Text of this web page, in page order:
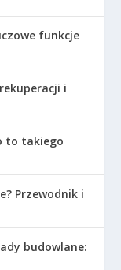
funkcje
i
to takiego
Przewodnik i
budowlane: